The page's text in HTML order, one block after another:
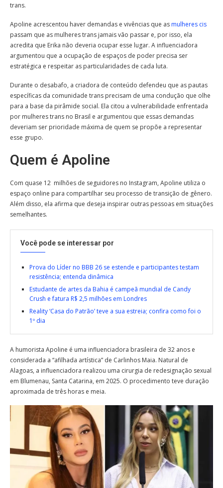
trans.
Apoline acrescentou haver demandas e vivências que asmulheres cis
passam que as mulheres trans jamais vão passar e, por isso, ela
acredita que Erika não deveria ocupar esse lugar. A influenciadora
argumentou que a ocupação de espaços de poder precisa ser
estratégica e respeitar as particularidades de cada luta.
Durante o desabafo, a criadora de conteúdo defendeu que as pautas
específicas da comunidade trans precisam de uma condução que olhe
para a base da pirâmide social. Ela citou a vulnerabilidade enfrentada
por mulheres trans no Brasil e argumentou que essas demandas
deveriam ser prioridade máxima de quem se propõe a representar
esse grupo.
Quem é Apoline
Com quase 12 milhões de seguidores no Instagram, Apoline utiliza o
espaço online para compartilhar seu processo de transição de gênero.
Além disso, ela afirma que deseja inspirar outras pessoas em situações
semelhantes.
Você pode se interessar por
Prova do Líder no BBB 26 se estende e participantes testam
resistência; entenda dinâmica
Estudante de artes da Bahia é campeã mundial de Candy
Crush e fatura R$ 2,5 milhões em Londres
Reality ‘Casa do Patrão’ teve a sua estreia; confira como foi o
1º dia
A humorista Apoline é uma influenciadora brasileira de 32 anos e
considerada a “afilhada artística” de Carlinhos Maia. Natural de
Alagoas, a influenciadora realizou uma cirurgia de redesignação sexual
em Blumenau, Santa Catarina, em 2025. O procedimento teve duração
aproximada de três horas e meia.